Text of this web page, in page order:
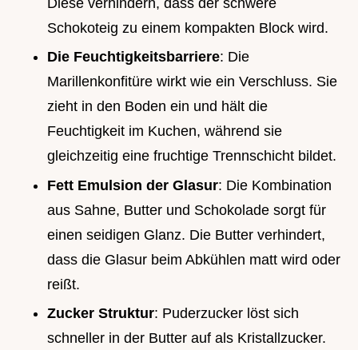
Schokoteig zu einem kompakten Block wird.
Die Feuchtigkeitsbarriere: Die
Marillenkonfitüre wirkt wie ein Verschluss. Sie
zieht in den Boden ein und hält die
Feuchtigkeit im Kuchen, während sie
gleichzeitig eine fruchtige Trennschicht bildet.
Fett Emulsion der Glasur: Die Kombination
aus Sahne, Butter und Schokolade sorgt für
einen seidigen Glanz. Die Butter verhindert,
dass die Glasur beim Abkühlen matt wird oder
reißt.
Zucker Struktur: Puderzucker löst sich
schneller in der Butter auf als Kristallzucker.